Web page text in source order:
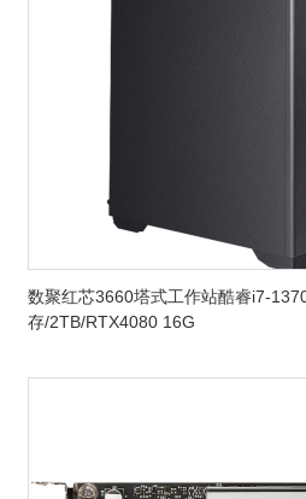
数聚红芯3660塔式工作站酷睿i7-
存/2TB/RTX4080 16G